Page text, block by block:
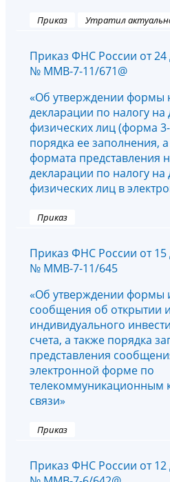
Приказ Утратил
Приказ ФНС России от 24
№ ММВ-7-11/671@
«Об утверждении формы
декларации по налогу на
физических лиц (форма
порядка ее заполнения,
формата представления
декларации по налогу на
физических лиц в
Приказ
Приказ ФНС России от 15
№ ММВ-7-11/645
«Об утверждении формы
сообщения об открытии
индивидуального
счета, а также порядка
представления
электронной форме по
телекоммуникационным
связи»
Приказ
Приказ ФНС России от 12